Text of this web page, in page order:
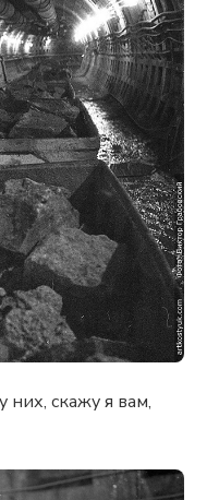
них, скажу я вам,